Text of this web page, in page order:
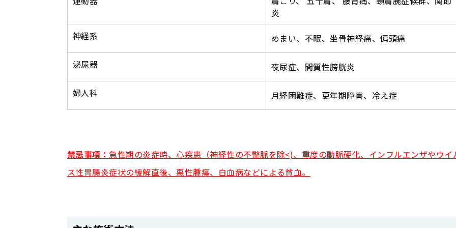
炎
神経系
めまい、不眠、坐骨神経痛、偏頭痛
泌尿器 夜尿症、間質性膀胱炎
婦人科 月経困難症、更年期障害、冷え症
禁忌事項：急性期の炎症時、心疾患（神経性の不整脈を除<)、重度の動脈硬化、インフルエンザやウイ
ス性胃腸炎症状の緩解直後、悪性腫瘍、白血病などによる貧血。